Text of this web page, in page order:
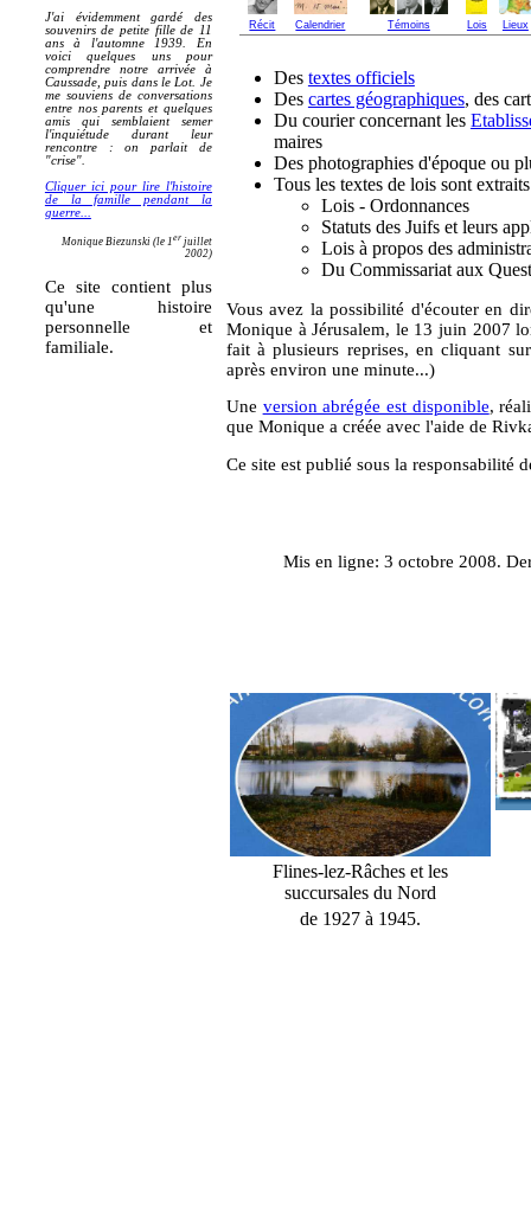
J'ai évidemment gardé des
souvenirs de petite fille de 11
ans à l'automne 1939. En
voici quelques uns pour
comprendre notre arrivée à
Caussade, puis dans le Lot. Je
me souviens de conversations
entre nos parents et quelques
amis qui semblaient semer
l'inquiétude durant leur
rencontre : on parlait de
"crise".
Cliquer ici pour lire l'histoire
de la famille pendant la
guerre...
Monique Biezunski (le 1er juillet
2002)
Ce site contient plus
qu'une histoire
personnelle et
familiale.
Récit Calendrier Témoins Lois Lieux
Des textes officiels
Des cartes géographiques, des
Du courier concernant les
maires
Des photographies d'époque ou
Tous les textes de lois sont
Lois - Ordonnances
Statuts des Juifs et leurs
Lois à propos des
Du Commissariat aux
Vous avez la possibilité d'écouter en
Monique à Jérusalem, le 13 juin 2007
fait à plusieurs reprises, en cliquant
après environ une minute...)
Une version abrégée est disponible,
que Monique a créée avec l'aide de
Ce site est publié sous la responsabilité
Mis en ligne: 3 octobre 2008.
Flines-lez-Râches et les
succursales du Nord
de 1927 à 1945.